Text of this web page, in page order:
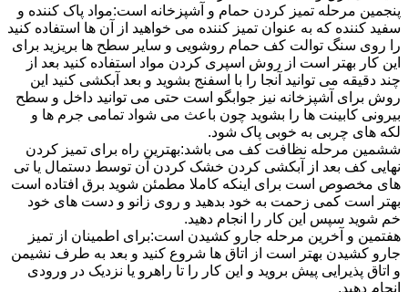
پنجمین مرحله تمیز کردن حمام و آشپزخانه است:مواد پاک کننده و
سفید کننده که به عنوان تمیز کننده می خواهید از آن ها استفاده کنید
را روی سنگ توالت کف حمام روشویی و سایر سطح ها بریزید برای
این کار بهتر است از روش اسپری کردن مواد استفاده کنید بعد از
چند دقیقه می توانید آنجا را با اسفنج بشوید و بعد آبکشی کنید این
روش برای آشپزخانه نیز جوابگو است حتی می توانید داخل و سطح
بیرونی کابینت ها را بشوید چون باعث می شواد تمامی جرم ها و
لکه های چربی به خوبی پاک شود.
ششمین مرحله نظافت کف می باشد:بهترین راه برای تمیز کردن
نهایی کف بعد از آبکشی کردن خشک کردن آن توسط دستمال یا تی
های مخصوص است برای اینکه کاملا مطمئن شوید برق افتاده است
بهتر است کمی زحمت به خود بدهید و روی زانو و دست های خود
خم شوید سپس این کار را انجام دهید.
هفتمین و آخرین مرحله جارو کشیدن است:برای اطمینان از تمیز
جارو کشیدن بهتر است از اتاق ها شروع کنید و بعد به طرف نشیمن
و اتاق پذیرایی پیش بروید و این کار را تا راهرو یا نزدیک در ورودی
انجام دهید.